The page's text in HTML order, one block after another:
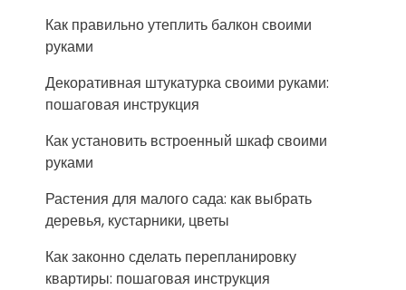
Как правильно утеплить балкон своими
руками
Декоративная штукатурка своими руками:
пошаговая инструкция
Как установить встроенный шкаф своими
руками
Растения для малого сада: как выбрать
деревья, кустарники, цветы
Как законно сделать перепланировку
квартиры: пошаговая инструкция